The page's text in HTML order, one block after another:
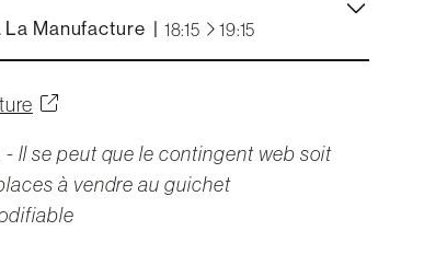
La Manufacture | 18:15 à19:15
-Il se peut que le contingent web soit
à vendre au guichet